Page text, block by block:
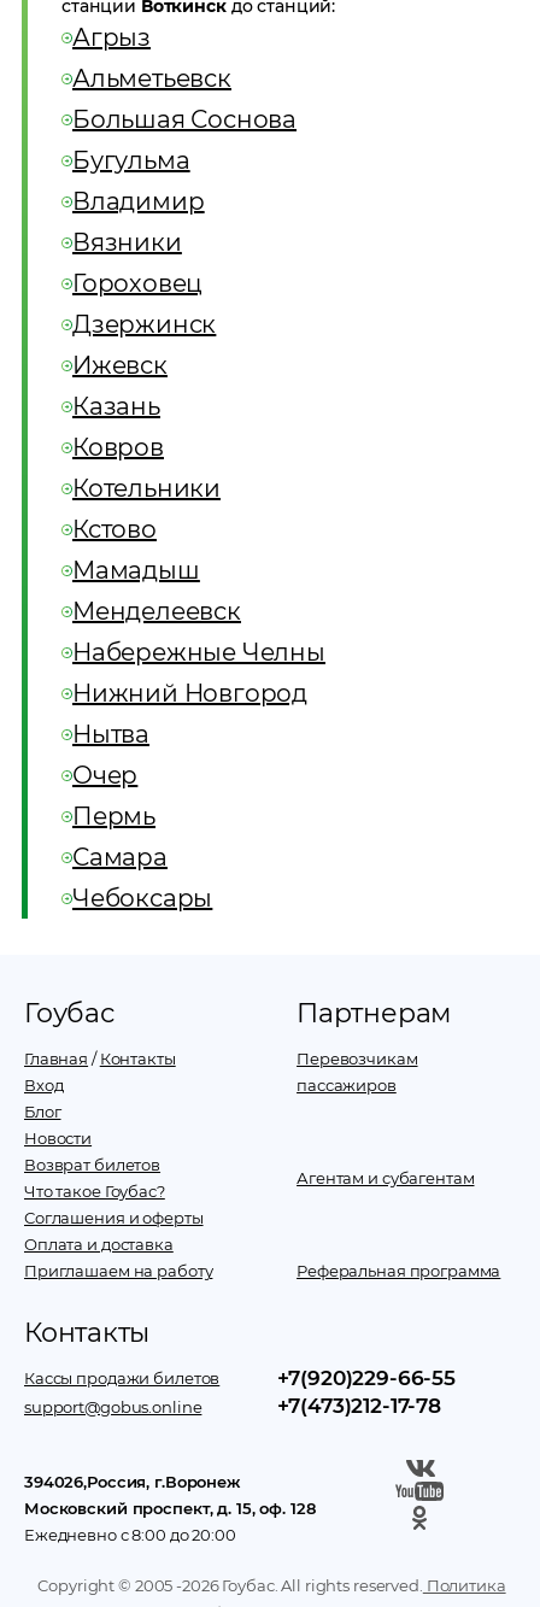
станции Воткинскдо станций:
Агрыз
Альметьевск
Большая Соснова
Бугульма
Владимир
Вязники
Гороховец
Дзержинск
Ижевск
Казань
Ковров
Котельники
Кстово
Мамадыш
Менделеевск
Набережные Челны
Нижний Новгород
Нытва
Очер
Пермь
Самара
Чебоксары
Гоубас
Главная /Контакты
Вход
Блог
Новости
Возврат билетов
Что такое Гоубас?
Соглашения и оферты
Оплата и доставка
Приглашаем на работу
Партнерам
Перевозчикам
пассажиров
Агентам и субагентам
Реферальная программа
Контакты
Кассы продажи билетов
support@gobus.online
+7(920)229-66-55
+7(473)212-17-78
394026,Россия, г.Воронеж
Московский проспект, д. 15, оф. 128
Ежедневно с 8:00 до 20:00
Copyright © 2005 -2026Гоубас. All rights reserved. Политика